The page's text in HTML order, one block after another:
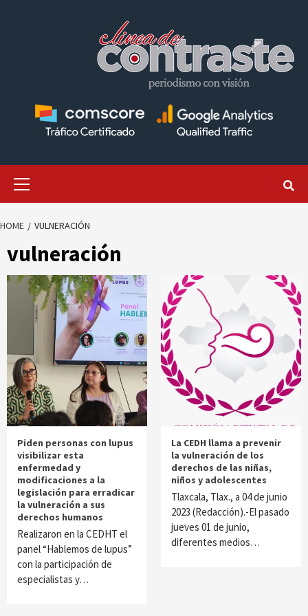
HOME VULNERACIÓN
vulneración
Piden personas con lupus
visibilizar esta
enfermedad y
modificaciones a la
legislación para erradicar
la vulneración a sus
derechos humanos
Realizaron en la CEDHT el
panel “Hablemos de lupus”
con la participación de
especialistas y…
La CEDH llama a prevenir
la vulneración de los
derechos de las niñas,
niños y adolescentes
Tlaxcala, Tlax., a 04 de junio
2023 (Redacción).-El pasado
jueves 01 de junio,
diferentes medios…